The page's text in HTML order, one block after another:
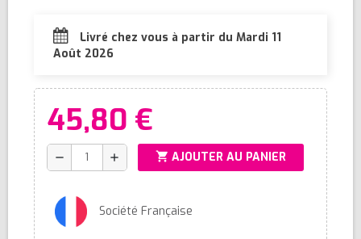
Livré chez vous à partir du Mardi 11
Août 2026
45,80 €
remove add shopping_cart AJOUTER AU PANIER
Société Française